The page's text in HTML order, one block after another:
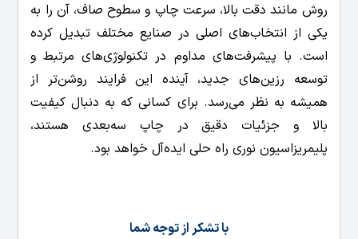
روش مانند دقت بالا، سرعت چاپ و سطوح صاف، آن را به
یکی از انتخاب‌های اصلی در صنایع مختلف تبدیل کرده
است. با پیشرفت‌های مداوم در تکنولوژی‌های مرتبط و
توسعه رزین‌های جدید، آینده این فرایند روشن‌تر از
همیشه به نظر می‌رسد. برای کسانی که به دنبال کیفیت
بالا و جزئیات دقیق در چاپ سه‌بعدی هستند،
پلیمریزاسیون نوری راه حلی ایده‌آل خواهد بود.
با تشکر از توجه شما